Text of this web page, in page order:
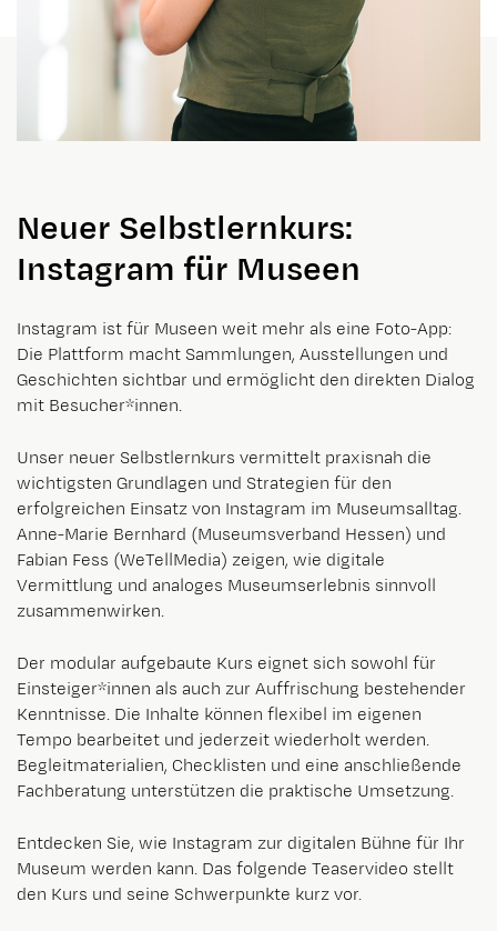
Neuer Selbstlernkurs:
Instagram für Museen
Instagram ist für Museen weit mehr als eine Foto-App:
Die Plattform macht Sammlungen, Ausstellungen und
Geschichten sichtbar und ermöglicht den direkten Dialog
mit Besucher*innen.
Unser neuer Selbstlernkurs vermittelt praxisnah die
wichtigsten Grundlagen und Strategien für den
erfolgreichen Einsatz von Instagram im Museumsalltag.
Anne-Marie Bernhard (Museumsverband Hessen) und
Fabian Fess (WeTellMedia) zeigen, wie digitale
Vermittlung und analoges Museumserlebnis sinnvoll
zusammenwirken.
Der modular aufgebaute Kurs eignet sich sowohl für
Einsteiger*innen als auch zur Auffrischung bestehender
Kenntnisse. Die Inhalte können flexibel im eigenen
Tempo bearbeitet und jederzeit wiederholt werden.
Begleitmaterialien, Checklisten und eine anschließende
Fachberatung unterstützen die praktische Umsetzung.
Entdecken Sie, wie Instagram zur digitalen Bühne für Ihr
Museum werden kann. Das folgende Teaservideo stellt
den Kurs und seine Schwerpunkte kurz vor.